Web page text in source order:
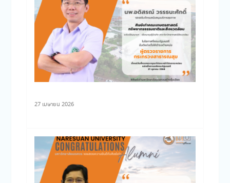
27 เมษายน 2026